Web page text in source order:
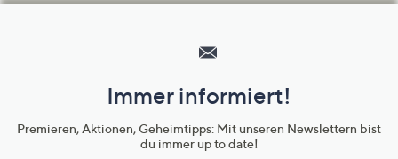
Unternehmensinformationen
Immer informiert!
Premieren, Aktionen, Geheimtipps: Mit unseren Newslettern bist
du immer up to date!